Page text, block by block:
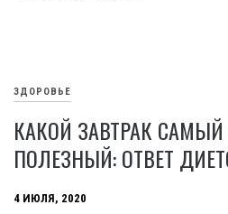
ЗДОРОВЬЕ
КАКОЙ ЗАВТРАК
ПОЛЕЗНЫЙ: ОТВЕТ
4 ИЮЛЯ, 2020